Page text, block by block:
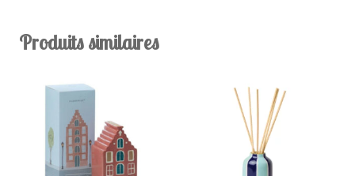
Produits similaires